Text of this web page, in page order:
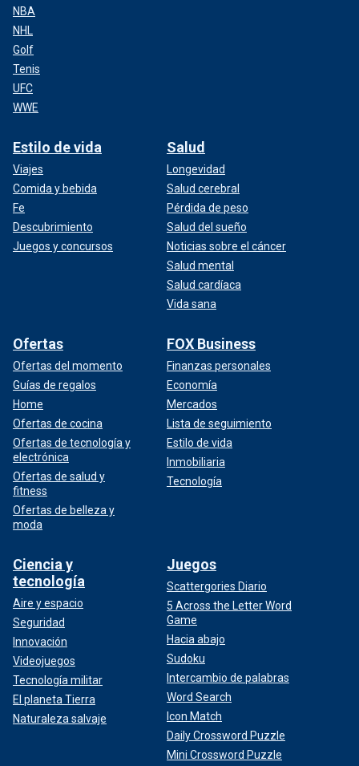
NBA
NHL
Golf
Tenis
UFC
WWE
Estilo de vida
Viajes
Comida y bebida
Fe
Descubrimiento
Juegos y concursos
Salud
Longevidad
Salud cerebral
Pérdida de peso
Salud del sueño
Noticias sobre el cáncer
Salud mental
Salud cardíaca
Vida sana
Ofertas
Ofertas del momento
Guías de regalos
Home
Ofertas de cocina
Ofertas de tecnología y
electrónica
Ofertas de salud y
fitness
Ofertas de belleza y
moda
FOX Business
Finanzas personales
Economía
Mercados
Lista de seguimiento
Estilo de vida
Inmobiliaria
Tecnología
Ciencia y
tecnología
Aire y espacio
Seguridad
Innovación
Videojuegos
Tecnología militar
El planeta Tierra
Naturaleza salvaje
Juegos
Scattergories Diario
5 Across the Letter Word
Game
Hacia abajo
Sudoku
Intercambio de palabras
Word Search
Icon Match
Daily Crossword Puzzle
Mini Crossword Puzzle